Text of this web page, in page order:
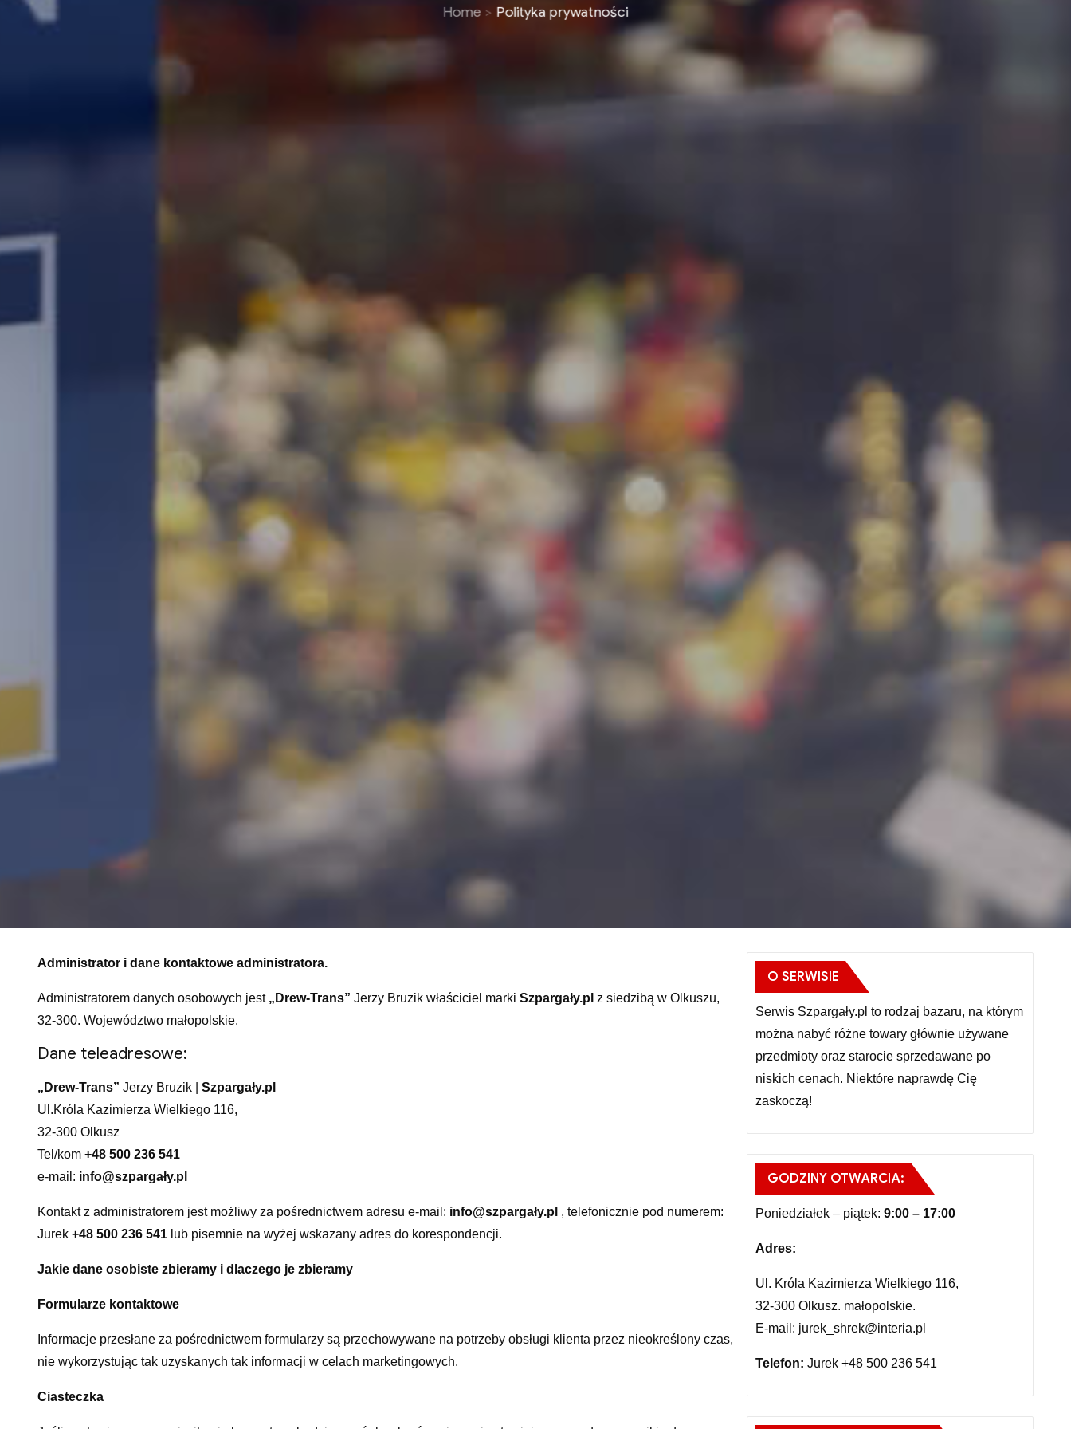
Administrator i dane kontaktowe administratora.
Administratorem danych osobowych jest „Drew-Trans” Jerzy Bruzik właściciel marki Szpargały.pl z siedzibą w Olkuszu,
32-300. Województwo małopolskie.
Dane teleadresowe:
„Drew-Trans” Jerzy Bruzik | Szpargały.pl
Ul.Króla Kazimierza Wielkiego 116,
32-300 Olkusz
Tel/kom +48 500 236 541
e-mail: info@szpargały.pl
Kontakt z administratorem jest możliwy za pośrednictwem adresu e-mail: info@szpargały.pl , telefonicznie pod numerem:
Jurek +48 500 236 541 lub pisemnie na wyżej wskazany adres do korespondencji.
Jakie dane osobiste zbieramy i dlaczego je zbieramy
Formularze kontaktowe
Informacje przesłane za pośrednictwem formularzy są przechowywane na potrzeby obsługi klienta przez nieokreślony czas,
nie wykorzystując tak uzyskanych tak informacji w celach marketingowych.
Ciasteczka
O SERWISIE
Serwis Szpargały.pl to rodzaj bazaru, na którym
można nabyć różne towary głównie używane
przedmioty oraz starocie sprzedawane po
niskich cenach. Niektóre naprawdę Cię
zaskoczą!
GODZINY OTWARCIA:
Poniedziałek – piątek: 9:00 – 17:00
Adres:
Ul. Króla Kazimierza Wielkiego 116,
32-300 Olkusz. małopolskie.
E-mail: jurek_shrek@interia.pl
Telefon: Jurek +48 500 236 541